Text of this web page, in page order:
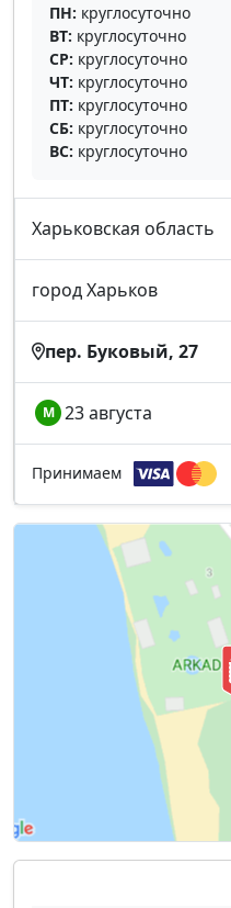
ПН: круглосуточно
ВТ: круглосуточно
СР: круглосуточно
ЧТ: круглосуточно
ПТ: круглосуточно
СБ: круглосуточно
ВС: круглосуточно
Харьковская область
город Харьков
пер. Буковый, 27
М 23 августа
Принимаем